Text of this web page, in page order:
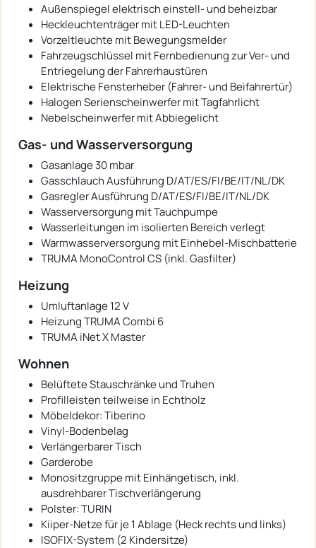
Außenspiegel elektrisch einstell- und beheizbar
Heckleuchtenträger mit LED-Leuchten
Vorzeltleuchte mit Bewegungsmelder
Fahrzeugschlüssel mit Fernbedienung zur Ver- und
Entriegelung der Fahrerhaustüren
Elektrische Fensterheber (Fahrer- und Beifahrertür)
Halogen Serienscheinwerfer mit Tagfahrlicht
Nebelscheinwerfer mit Abbiegelicht
Gas- und Wasserversorgung
Gasanlage 30 mbar
Gasschlauch Ausführung D/AT/ES/FI/BE/IT/NL/DK
Gasregler Ausführung D/AT/ES/FI/BE/IT/NL/DK
Wasserversorgung mit Tauchpumpe
Wasserleitungen im isolierten Bereich verlegt
Warmwasserversorgung mit Einhebel-Mischbatterie
TRUMA MonoControl CS (inkl. Gasfilter)
Heizung
Umluftanlage 12 V
Heizung TRUMA Combi 6
TRUMA iNet X Master
Wohnen
Belüftete Stauschränke und Truhen
Profilleisten teilweise in Echtholz
Möbeldekor: Tiberino
Vinyl-Bodenbelag
Verlängerbarer Tisch
Garderobe
Monositzgruppe mit Einhängetisch, inkl.
ausdrehbarer Tischverlängerung
Polster: TURIN
Kiiper-Netze für je 1 Ablage (Heck rechts und links)
ISOFIX-System (2 Kindersitze)